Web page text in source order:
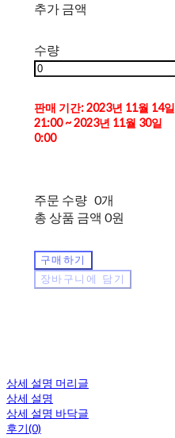
추가 금액
수량
판매 기간: 2023년 11월 14일
21:00 ~ 2023년 11월 30일
0:00
주문 수량 0개
총 상품 금액 0원
구매하기
장바구니에 담기
상세 설명 머리글
상세 설명
상세 설명 바닥글
후기(0)